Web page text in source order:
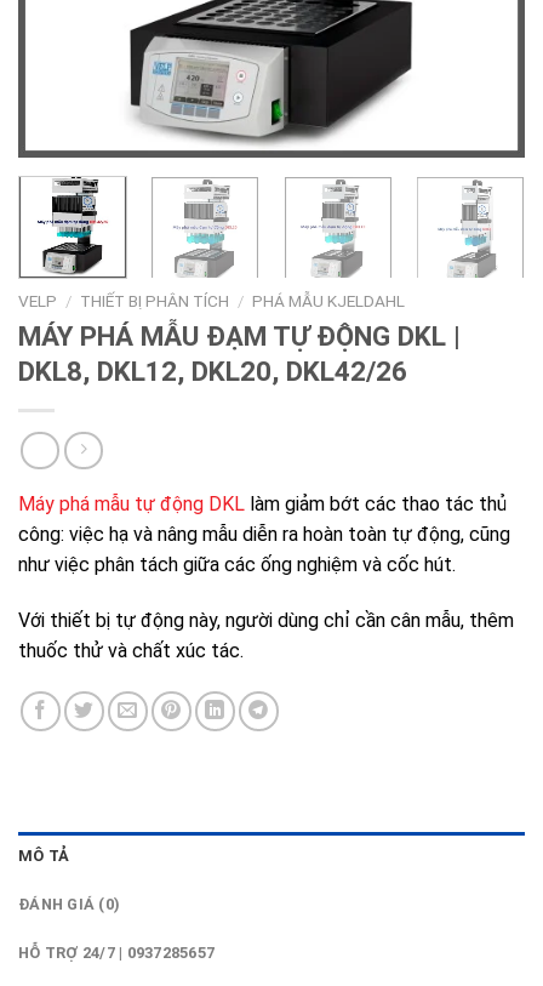
VELP / THIẾT BỊ PHÂN TÍCH / PHÁ MẪU KJELDAHL
MÁY PHÁ MẪU ĐẠM TỰ ĐỘNG DKL |
DKL8, DKL12, DKL20, DKL42/26
Máy phá mẫu tự động DKL làm giảm bớt các thao tác thủ
công: việc hạ và nâng mẫu diễn ra hoàn toàn tự động, cũng
như việc phân tách giữa các ống nghiệm và cốc hút.
Với thiết bị tự động này, người dùng chỉ cần cân mẫu, thêm
thuốc thử và chất xúc tác.
MÔ TẢ
ĐÁNH GIÁ (0)
HỖ TRỢ 24/7 | 0937285657